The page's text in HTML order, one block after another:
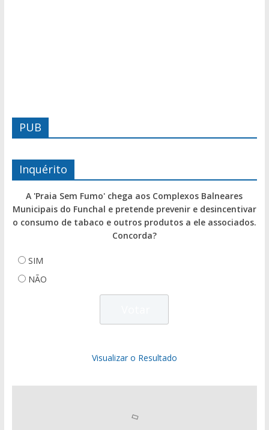
PUB
Inquérito
A 'Praia Sem Fumo' chega aos Complexos Balneares
Municipais do Funchal e pretende prevenir e desincentivar
o consumo de tabaco e outros produtos a ele associados.
Concorda?
SIM
NÃO
Visualizar o Resultado